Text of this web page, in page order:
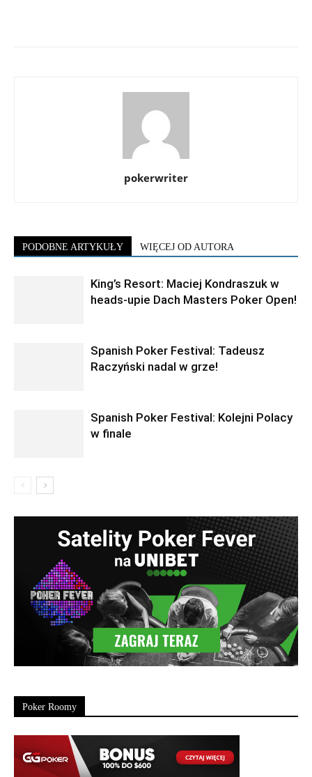
pokerwriter
PODOBNE ARTYKUŁY WIĘCEJ OD AUTORA
King’s Resort: Maciej Kondraszuk w
heads-upie Dach Masters Poker Open!
Spanish Poker Festival: Tadeusz
Raczyński nadal w grze!
Spanish Poker Festival: Kolejni Polacy
w finale
Poker Roomy